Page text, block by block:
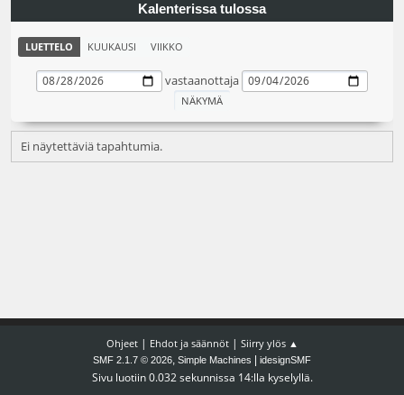
Kalenterissa tulossa
LUETTELO KUUKAUSI VIIKKO
vastaanottaja
Ei näytettäviä tapahtumia.
Ohjeet| Ehdot ja säännöt| Siirry ylös ▲
SMF 2.1.7 © 2026, Simple Machines idesignSMF
Sivu luotiin 0.032 sekunnissa 14:lla kyselyllä.